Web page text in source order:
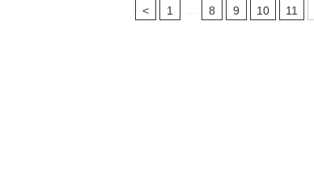
< 1 8 9 10 11